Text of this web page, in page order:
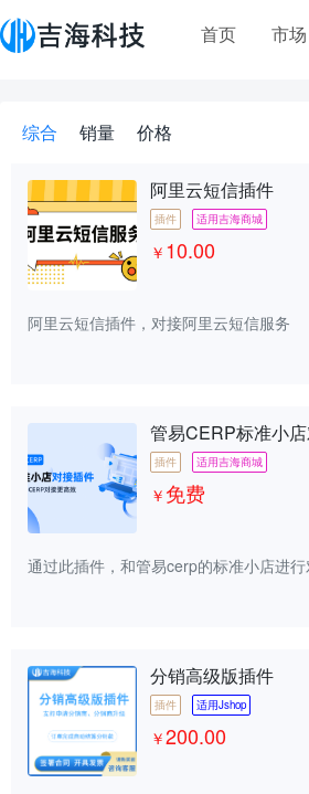
首页 市场
综合 销量 价格
阿里云短信插件
插件 适用吉海商城
￥ 10.00
阿里云短信插件，对接阿里云短信服务
管易CERP标准小
插件 适用吉海商城
￥ 免费
通过此插件，和管易cerp的标准小店进
分销高级版插件
插件 适用Jshop
￥200.00